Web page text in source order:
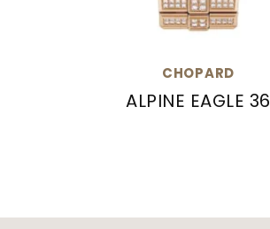
CHOPARD
ALPINE EAGLE 36